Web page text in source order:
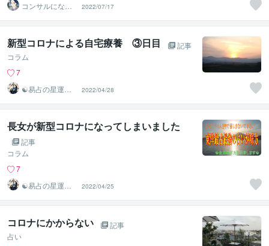
コンサルになり
たい医事カチョ
ー
2022/07/17
新型コロナによる自宅療養 ③日目
記事
コラム
7
☯易占の星運河
2022/04/28
長女が新型コロナになってしまいました
記事
コラム
7
☯易占の星運河
2022/04/25
コロナにかからない
記事
占い